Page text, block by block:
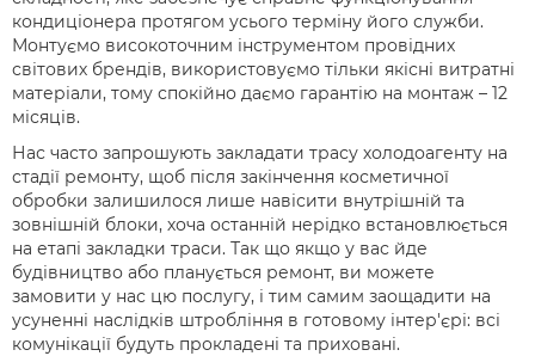
кондиціонера протягом усього терміну його служби.
Монтуємо високоточним інструментом провідних
світових брендів, використовуємо тільки якісні витратні
матеріали, тому спокійно даємо гарантію на монтаж – 12
місяців.
Нас часто запрошують закладати трасу холодоагенту на
стадії ремонту, щоб після закінчення косметичної
обробки залишилося лише навісити внутрішній та
зовнішній блоки, хоча останній нерідко встановлюється
на етапі закладки траси. Так що якщо у вас йде
будівництво або планується ремонт, ви можете
замовити у нас цю послугу, і тим самим заощадити на
усуненні наслідків штробління в готовому інтер'єрі: всі
комунікації будуть прокладені та приховані.